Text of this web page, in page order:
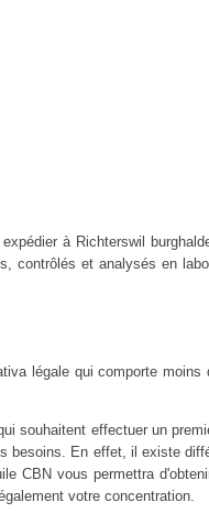
à Richterswil
contrôlés et analysés en
légale qui comporte
souhaitent effectuer un
besoins. En effet, il existe
CBN vous permettra
votre concentration.